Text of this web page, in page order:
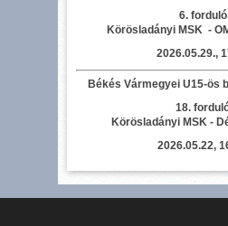
6. forduló
Körösladányi MSK -
2026.05.29.,
Békés Vármegyei U15-ös
18.
Körösladányi MSK -
2026.05.22,